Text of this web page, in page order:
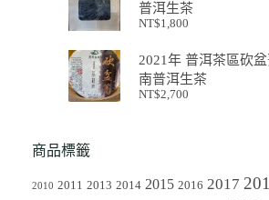
普洱生茶
NT$1,800
2021年 普洱茶區砍
南普洱生茶
NT$2,700
商品標籤
2010 2011 2013 2014 2015 2016 2017